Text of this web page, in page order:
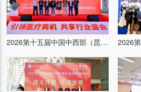
2026第十五届中国中西部（昆明）医疗器械博览会